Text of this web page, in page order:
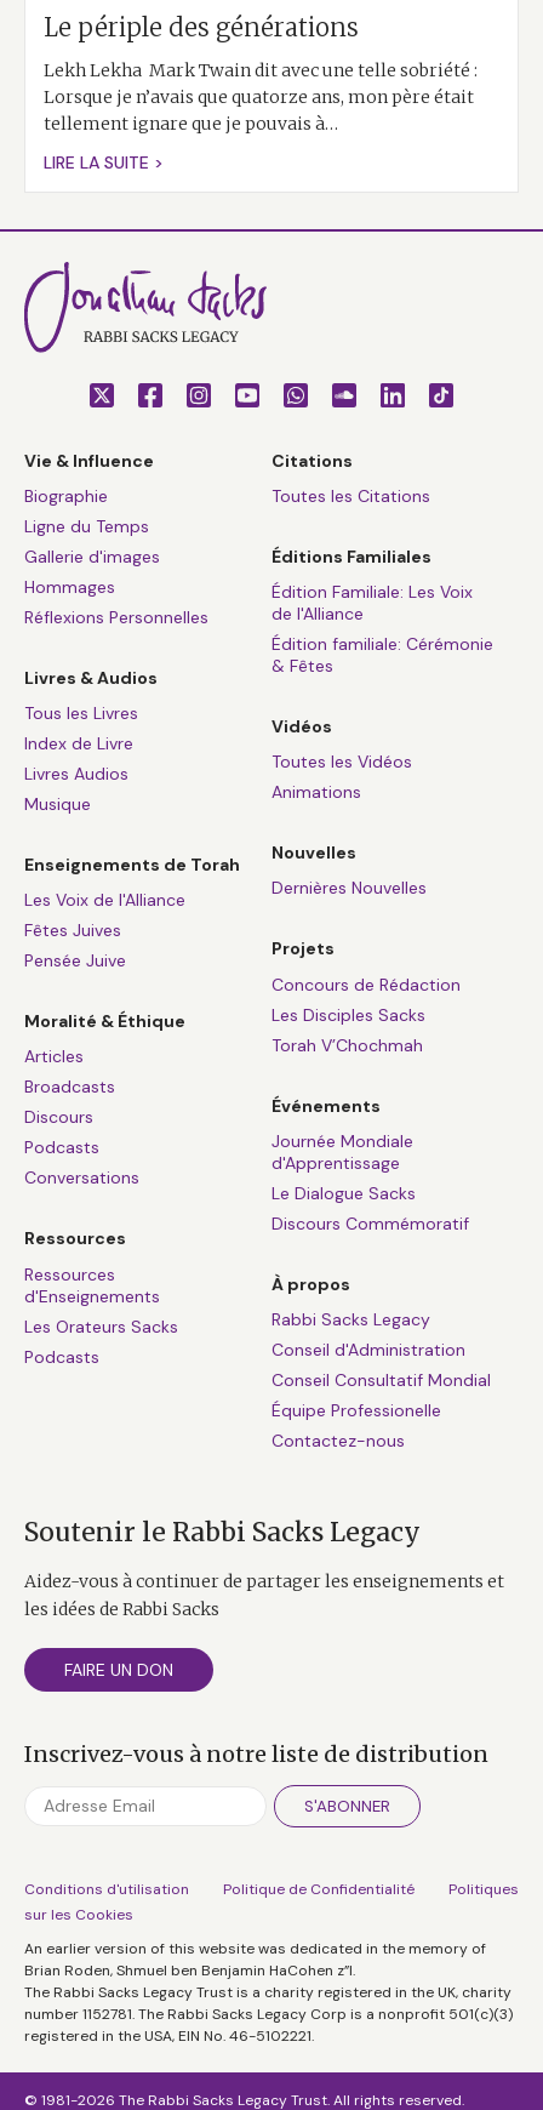
Le périple des générations
Lekh Lekha Mark Twain dit avec une telle sobriété :
Lorsque je n’avais que quatorze ans, mon père était
tellement ignare que je pouvais à…
LIRE LA SUITE >
Vie & Influence
Biographie
Ligne du Temps
Gallerie d'images
Hommages
Réflexions Personnelles
Livres & Audios
Tous les Livres
Index de Livre
Livres Audios
Musique
Enseignements de Torah
Les Voix de l'Alliance
Fêtes Juives
Pensée Juive
Moralité & Éthique
Articles
Broadcasts
Discours
Podcasts
Conversations
Ressources
Ressources
d'Enseignements
Les Orateurs Sacks
Podcasts
Citations
Toutes les Citations
Éditions Familiales
Édition Familiale: Les Voix
de l'Alliance
Édition familiale: Cérémonie
& Fêtes
Vidéos
Toutes les Vidéos
Animations
Nouvelles
Dernières Nouvelles
Projets
Concours de Rédaction
Les Disciples Sacks
Torah V’Chochmah
Événements
Journée Mondiale
d'Apprentissage
Le Dialogue Sacks
Discours Commémoratif
À propos
Rabbi Sacks Legacy
Conseil d'Administration
Conseil Consultatif Mondial
Équipe Professionelle
Contactez-nous
Soutenir le Rabbi Sacks Legacy
Aidez-vous à continuer de partager les enseignements et
les idées de Rabbi Sacks
FAIRE UN DON
Inscrivez-vous à notre liste de distribution
S'ABONNER
Conditions d'utilisation Politique de Confidentialité
Politiques
sur les Cookies
An earlier version of this website was dedicated in the memory of
Brian Roden, Shmuel ben Benjamin HaCohen z”l.
The Rabbi Sacks Legacy Trust is a charity registered in the UK, charity
number 1152781. The Rabbi Sacks Legacy Corp is a nonprofit 501(c)(3)
registered in the USA, EIN No. 46-5102221.
© 1981-2026 The Rabbi Sacks Legacy Trust. All rights reserved.